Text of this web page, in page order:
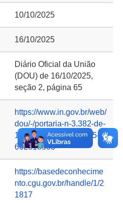
10/10/2025
16/10/2025
Diário Oficial da União
(DOU) de 16/10/2025,
seção 2, página 65
https://www.in.gov.br/web/
dou/-/portaria-n-3.382-de-
10-de-outubro-de-2025-
662818503
https://basedeconhecime
nto.cgu.gov.br/handle/1/2
1817